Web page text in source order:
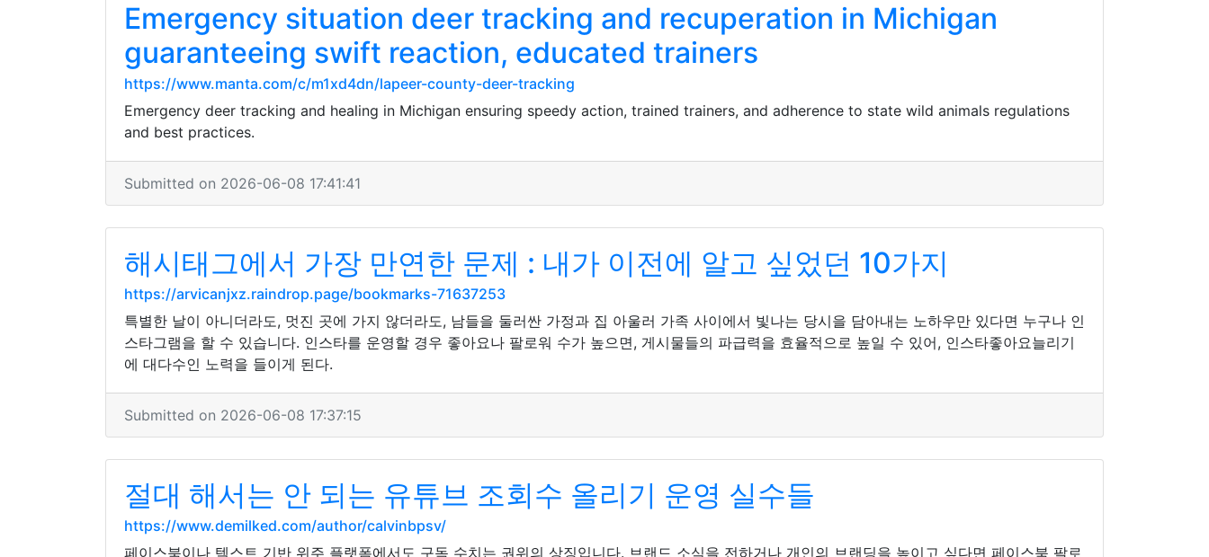
Emergency situation deer tracking and recuperation in Michigan
guaranteeing swift reaction, educated trainers
https://www.manta.com/c/m1xd4dn/lapeer-county-deer-tracking
Emergency deer tracking and healing in Michigan ensuring speedy action, trained trainers, and adherence to state wild animals regulations
and best practices.
Submitted on 2026-06-08 17:41:41
해시태그에서 가장 만연한 문제 : 내가 이전에 알고 싶었던 10가지
https://arvicanjxz.raindrop.page/bookmarks-71637253
특별한 날이 아니더라도, 멋진 곳에 가지 않더라도, 남들을 둘러싼 가정과 집 아울러 가족 사이에서 빛나는 당시을 담아내는 노하우만 있다면 누구나 인
스타그램을 할 수 있습니다. 인스타를 운영할 경우 좋아요나 팔로워 수가 높으면, 게시물들의 파급력을 효율적으로 높일 수 있어, 인스타좋아요늘리기
에 대다수인 노력을 들이게 된다.
Submitted on 2026-06-08 17:37:15
절대 해서는 안 되는 유튜브 조회수 올리기 운영 실수들
https://www.demilked.com/author/calvinbpsv/
페이스북이나 텍스트 기반 위주 플랫폼에서도 구독 수치는 권위의 상징입니다. 브랜드 소식을 전하거나 개인의 브랜딩을 높이고 싶다면 페이스북 팔로